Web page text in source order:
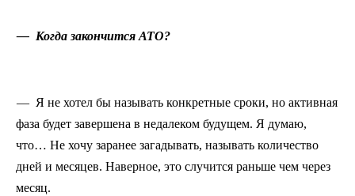
— Когда закончится АТО?
— Я не хотел бы называть конкретные сроки, но активная
фаза будет завершена в недалеком будущем. Я думаю,
что… Не хочу заранее загадывать, называть количество
дней и месяцев. Наверное, это случится раньше чем через
месяц.